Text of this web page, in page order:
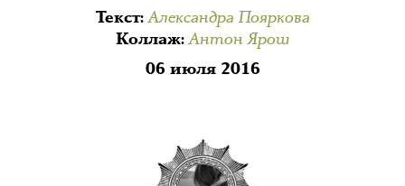
Текст:Александра Пояркова
Коллаж:Антон Ярош
06 июля 2016